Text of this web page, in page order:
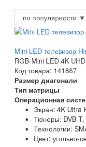
Mini LED телевизор
RGB-Mini LED 4K
Код товара: 141867
Размер диагонали
Тип матрицы
Операционная
Экран: 4K Ultra
Тюнеры: DVB-
Технологии:
Цвет: угольно-